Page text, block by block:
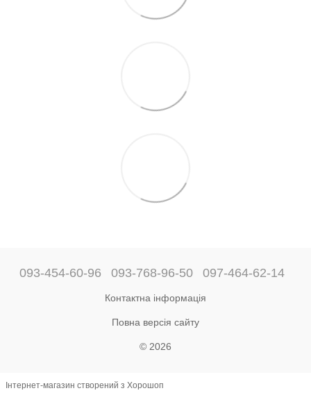
093-454-60-96 093-768-96-50 097-464-62-14
Контактна інформація
Повна версія сайту
© 2026
Інтернет-магазин створений з Хорошоп